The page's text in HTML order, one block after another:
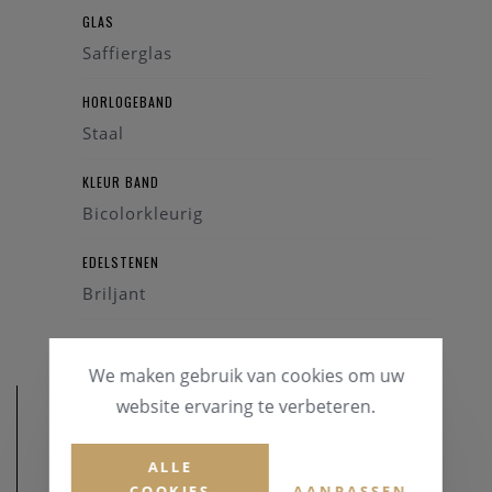
GLAS
Saffierglas
HORLOGEBAND
Staal
KLEUR BAND
Bicolorkleurig
EDELSTENEN
Briljant
We maken gebruik van cookies om uw
website ervaring te verbeteren.
ALLE